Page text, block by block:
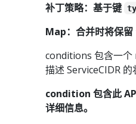
补丁策略：基于键
Map：合并时将保
conditions 包含一个
描述 ServiceCIDR 的
condition 包含此
详细信息。